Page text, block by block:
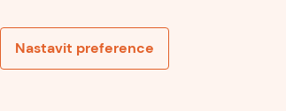
Nastavit preference